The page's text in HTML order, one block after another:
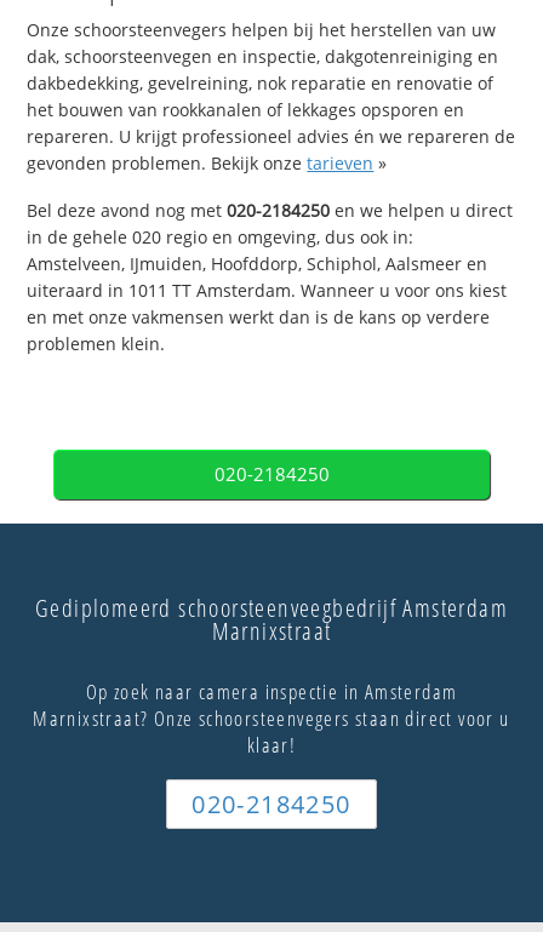
Onze schoorsteenvegers helpen bij het herstellen van uw
dak, schoorsteenvegen en inspectie, dakgotenreiniging en
dakbedekking, gevelreining, nok reparatie en renovatie of
het bouwen van rookkanalen of lekkages opsporen en
repareren. U krijgt professioneel advies én we repareren de
gevonden problemen. Bekijk onzetarieven »
Bel deze avond nog met020-2184250 en we helpen u direct
in de gehele 020 regio en omgeving, dus ook in:
Amstelveen, IJmuiden, Hoofddorp, Schiphol, Aalsmeer en
uiteraard in 1011 TT Amsterdam. Wanneer u voor ons kiest
en met onze vakmensen werkt dan is de kans op verdere
problemen klein.
020-2184250
Gediplomeerd schoorsteenveegbedrijf Amsterdam
Marnixstraat
Op zoek naar camera inspectie in Amsterdam
Marnixstraat? Onze schoorsteenvegers staan direct voor u
klaar!
020-2184250